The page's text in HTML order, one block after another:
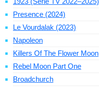
Presence (2024)
Le Vourdalak (2023)
Napoleon
Killers Of The Flower Moon
Rebel Moon Part One
Broadchurch